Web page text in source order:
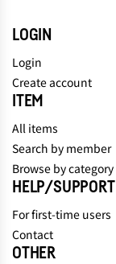
LOGIN
Login
Create account
ITEM
All items
Search by member
Browse by category
HELP/SUPPORT
For first-time users
Contact
OTHER